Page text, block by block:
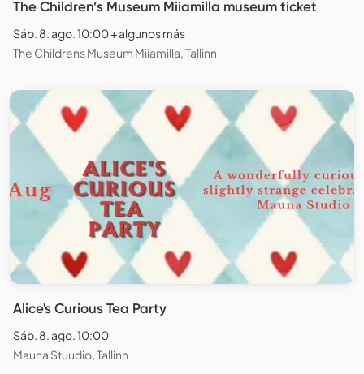
The Children’s Museum Miiamilla museum ticket
Sáb. 8. ago. 10:00 + algunos más
The Childrens Museum Miiamilla, Tallinn
Alice's Curious Tea Party
Sáb. 8. ago. 10:00
Mauna Stuudio, Tallinn